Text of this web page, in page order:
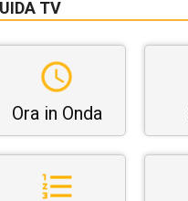
TV
Ora in Onda